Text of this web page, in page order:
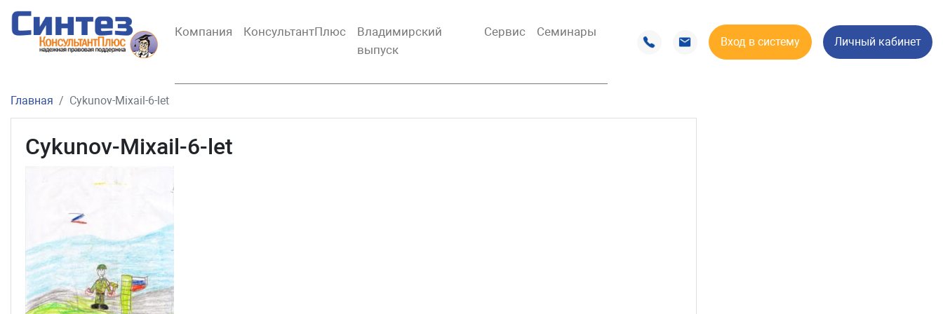
Компания КонсультантПлюс
Владимирский
выпуск
Сервис Семинары
Вход в систему Личный кабинет
Главная Cykunov-Mixail-6-let
Cykunov-Mixail-6-let